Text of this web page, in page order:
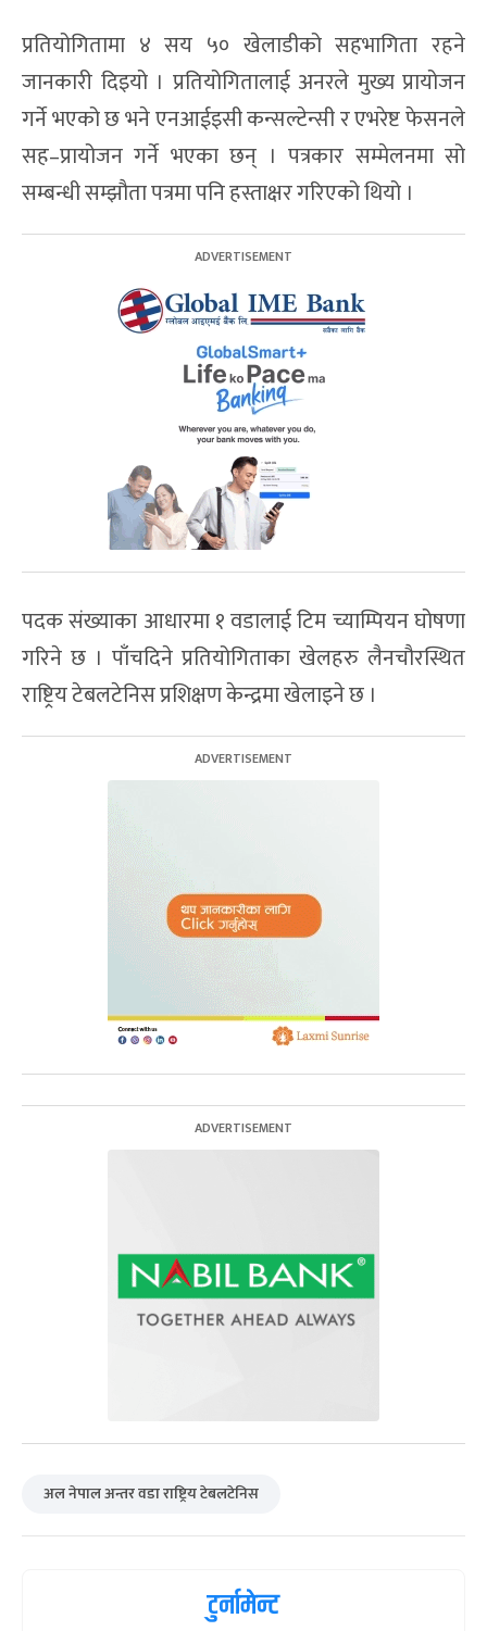
प्रतियोगितामा ४ सय ५० खेलाडीको सहभागिता रहने
जानकारी दिइयो । प्रतियोगितालाई अनरले मुख्य प्रायोजन
गर्ने भएको छ भने एनआईइसी कन्सल्टेन्सी र एभरेष्ट फेसनले
सह–प्रायोजन गर्ने भएका छन् । पत्रकार सम्मेलनमा सो
सम्बन्धी सम्झौता पत्रमा पनि हस्ताक्षर गरिएको थियो ।
पदक संख्याका आधारमा १ वडालाई टिम च्याम्पियन घोषणा
गरिने छ । पाँचदिने प्रतियोगिताका खेलहरु लैनचौरस्थित
राष्ट्रिय टेबलटेनिस प्रशिक्षण केन्द्रमा खेलाइने छ ।
अल नेपाल अन्तर वडा राष्ट्रिय टेबलटेनिस
टुर्नामेन्ट